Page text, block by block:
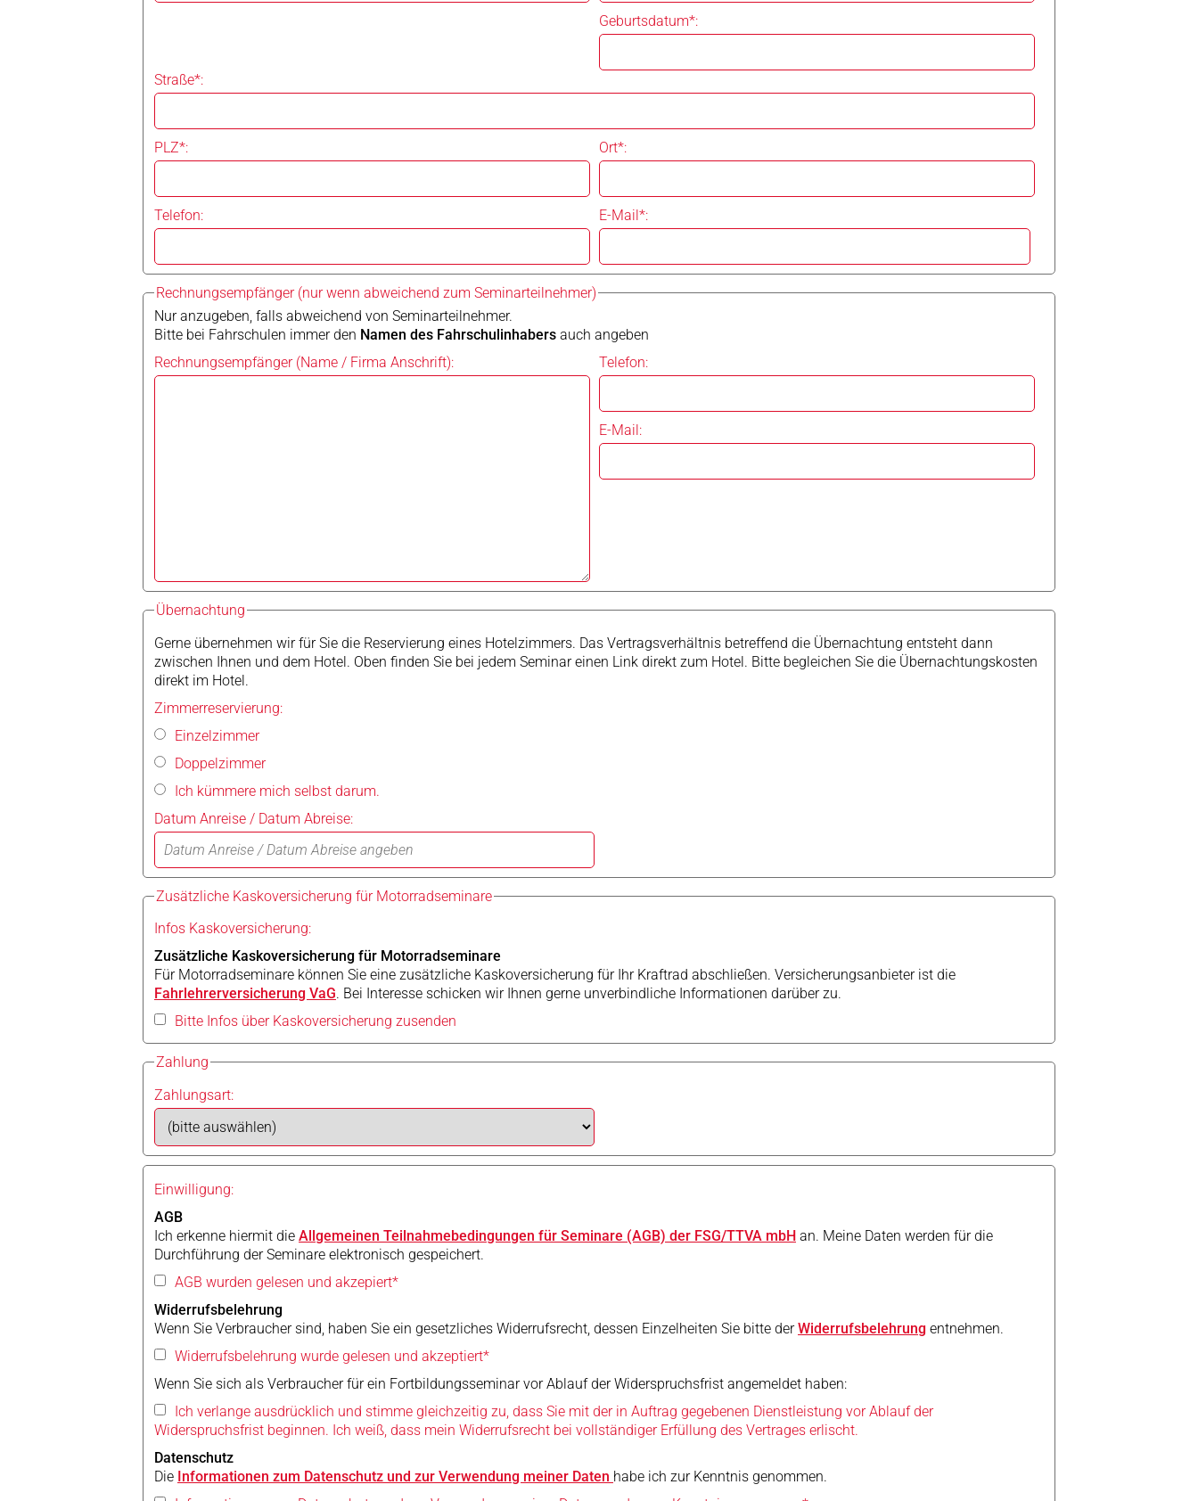
Geburtsdatum*:
Straße*:
PLZ*: Ort*:
Telefon: E-Mail*:
Rechnungsempfänger (nur wenn abweichend zum Seminarteilnehmer)
Nur anzugeben, falls abweichend von Seminarteilnehmer.
Bitte bei Fahrschulen immer den Namen des Fahrschulinhabers auch angeben
Rechnungsempfänger (Name / Firma Anschrift):
Telefon:
E-Mail:
Übernachtung
Gerne übernehmen wir für Sie die Reservierung eines Hotelzimmers. Das Vertragsverhältnis betreffend die Übernachtung entsteht dann
zwischen Ihnen und dem Hotel. Oben finden Sie bei jedem Seminar einen Link direkt zum Hotel. Bitte begleichen Sie die Übernachtungskosten
direkt im Hotel.
Zimmerreservierung:
Einzelzimmer
Doppelzimmer
Ich kümmere mich selbst darum.
Datum Anreise / Datum Abreise:
Zusätzliche Kaskoversicherung für Motorradseminare
Infos Kaskoversicherung:
Zusätzliche Kaskoversicherung für Motorradseminare
Für Motorradseminare können Sie eine zusätzliche Kaskoversicherung für Ihr Kraftrad abschließen. Versicherungsanbieter ist die
Fahrlehrerversicherung VaG. Bei Interesse schicken wir Ihnen gerne unverbindliche Informationen darüber zu.
Bitte Infos über Kaskoversicherung zusenden
Zahlung
Zahlungsart:
Einwilligung:
AGB
Ich erkenne hiermit die Allgemeinen Teilnahmebedingungen für Seminare (AGB) der FSG/TTVA mbH an. Meine Daten werden für die
Durchführung der Seminare elektronisch gespeichert.
AGB wurden gelesen und akzepiert*
Widerrufsbelehrung
Wenn Sie Verbraucher sind, haben Sie ein gesetzliches Widerrufsrecht, dessen Einzelheiten Sie bitte derWiderrufsbelehrung entnehmen.
Widerrufsbelehrung wurde gelesen und akzeptiert*
Wenn Sie sich als Verbraucher für ein Fortbildungsseminar vor Ablauf der Widerspruchsfrist angemeldet haben:
Ich verlange ausdrücklich und stimme gleichzeitig zu, dass Sie mit der in Auftrag gegebenen Dienstleistung vor Ablauf der
Widerspruchsfrist beginnen. Ich weiß, dass mein Widerrufsrecht bei vollständiger Erfüllung des Vertrages erlischt.
Datenschutz
Die Informationen zum Datenschutz und zur Verwendung meiner Daten habe ich zur Kenntnis genommen.